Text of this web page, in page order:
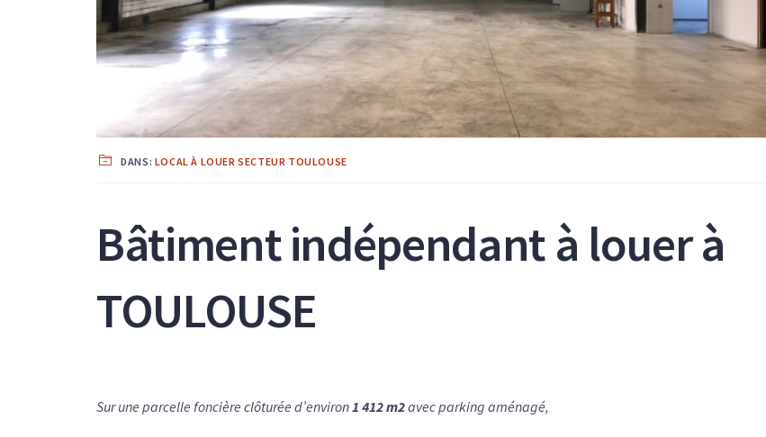
DANS: LOCAL À LOUER SECTEUR TOULOUSE
Bâtiment indépendant à louer à
TOULOUSE
Sur une parcelle foncière clôturée d’environ1 412 m2avec parking aménagé,